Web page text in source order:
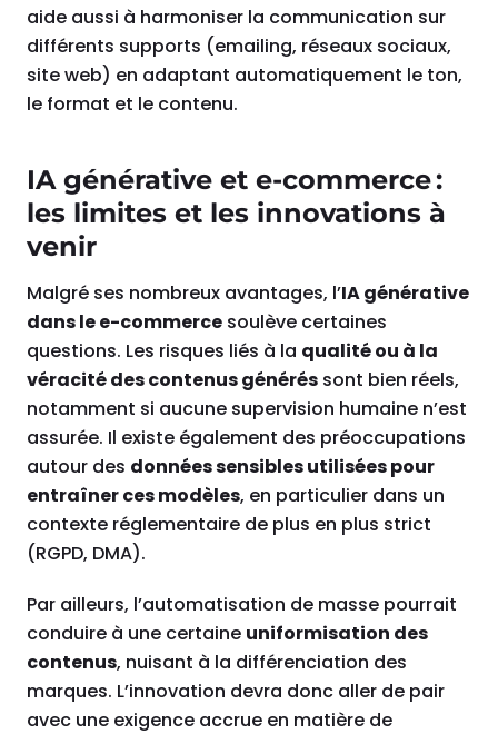
aide aussi à harmoniser la communication sur
différents supports (emailing, réseaux sociaux,
site web) en adaptant automatiquement le ton,
le format et le contenu.
IA générative et e-commerce :
les limites et les innovations à
venir
Malgré ses nombreux avantages, l’IA générative
dans le e-commerce soulève certaines
questions. Les risques liés à la qualité ou à la
véracité des contenus générés sont bien réels,
notamment si aucune supervision humaine n’est
assurée. Il existe également des préoccupations
autour des données sensibles utilisées pour
entraîner ces modèles, en particulier dans un
contexte réglementaire de plus en plus strict
(RGPD, DMA).
Par ailleurs, l’automatisation de masse pourrait
conduire à une certaine uniformisation des
contenus, nuisant à la différenciation des
marques. L’innovation devra donc aller de pair
avec une exigence accrue en matière de